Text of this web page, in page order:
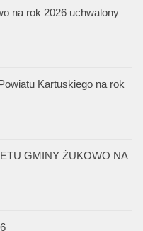
na rok 2026 uchwalony
Kartuskiego na rok
GMINY ŻUKOWO NA